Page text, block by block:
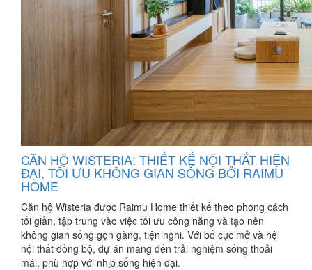
CĂN HỘ WISTERIA: THIẾT KẾ NỘI THẤT HIỆN
ĐẠI, TỐI ƯU KHÔNG GIAN SỐNG BỞI RAIMU
HOME
Căn hộ Wisteria được Raimu Home thiết kế theo phong cách
tối giản, tập trung vào việc tối ưu công năng và tạo nên
không gian sống gọn gàng, tiện nghi. Với bố cục mở và hệ
nội thất đồng bộ, dự án mang đến trải nghiệm sống thoải
mái, phù hợp với nhịp sống hiện đại.